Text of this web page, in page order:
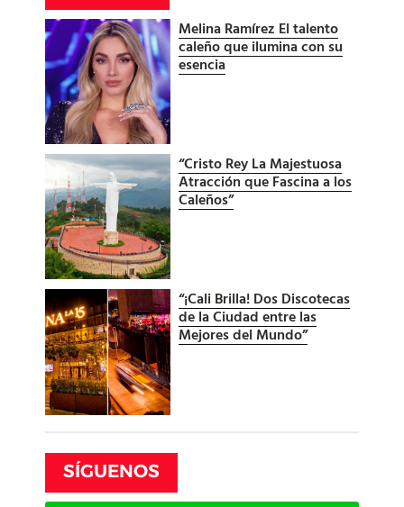
Melina Ramírez El talento
caleño que ilumina con su
esencia
“Cristo Rey La Majestuosa
Atracción que Fascina a los
Caleños”
“¡Cali Brilla! Dos Discotecas
de la Ciudad entre las
Mejores del Mundo”
SÍGUENOS